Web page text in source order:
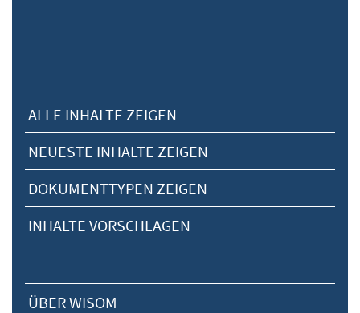
ALLE INHALTE ZEIGEN
NEUESTE INHALTE ZEIGEN
DOKUMENTTYPEN ZEIGEN
INHALTE VORSCHLAGEN
ÜBER WISOM